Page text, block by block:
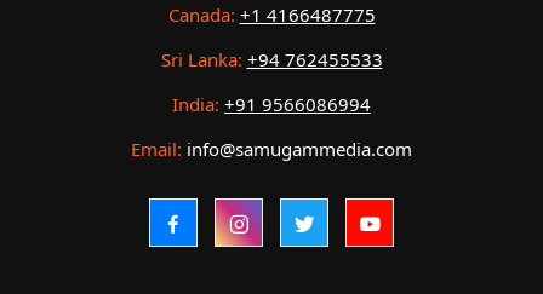
Canada: +1 4166487775
Sri Lanka: +94 762455533
India: +91 9566086994
Email: info@samugammedia.com